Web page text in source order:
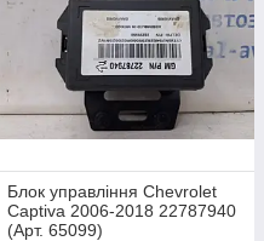
Блок управління Chevrolet
Captiva 2006-2018 22787940
(Арт. 65099)